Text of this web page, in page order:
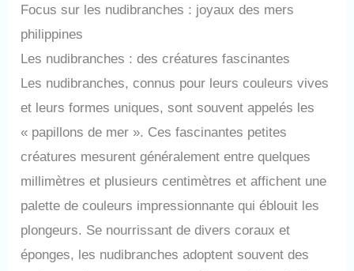
Focus sur les nudibranches : joyaux des mers
philippines
Les nudibranches : des créatures fascinantes
Les nudibranches, connus pour leurs couleurs vives
et leurs formes uniques, sont souvent appelés les
« papillons de mer ». Ces fascinantes petites
créatures mesurent généralement entre quelques
millimètres et plusieurs centimètres et affichent une
palette de couleurs impressionnante qui éblouit les
plongeurs. Se nourrissant de divers coraux et
éponges, les nudibranches adoptent souvent des